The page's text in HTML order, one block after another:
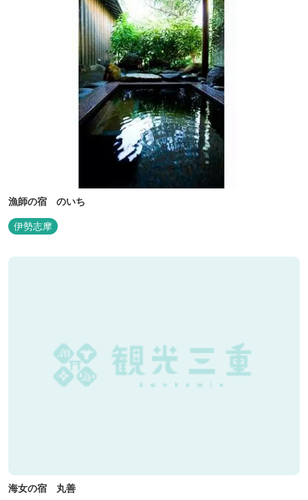
漁師の宿 のいち
伊勢志摩
海女の宿 丸善